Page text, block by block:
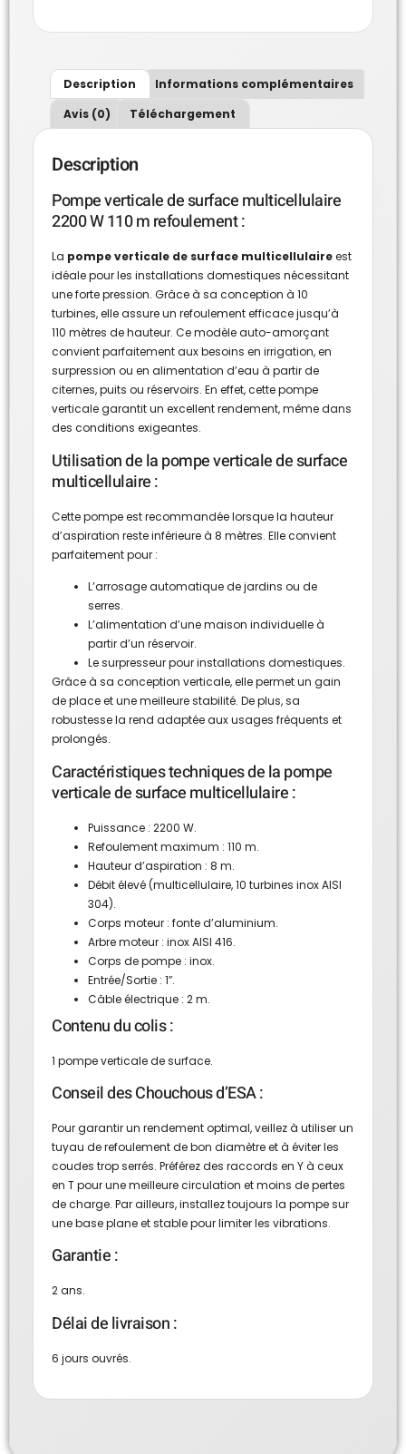
Description
Informations complémentaires
Avis (0)
Téléchargement
Description
Pompe verticale de surface multicellulaire
2200 W 110 m refoulement :
La pompe verticale de surface multicellulaireest
idéale pour les installations domestiques nécessitant
une forte pression. Grâce à sa conception à 10
turbines, elle assure un refoulement efficace jusqu’à
110 mètres de hauteur. Ce modèle auto-amorçant
convient parfaitement aux besoins en irrigation, en
surpression ou en alimentation d’eau à partir de
citernes, puits ou réservoirs. En effet, cette pompe
verticale garantit un excellent rendement, même dans
des conditions exigeantes.
Utilisation de la pompe verticale de surface
multicellulaire :
Cette pompe est recommandée lorsque la hauteur
d’aspiration reste inférieure à 8 mètres. Elle convient
parfaitement pour :
L’arrosage automatique de jardins ou de
serres.
L’alimentation d’une maison individuelle à
partir d’un réservoir.
Le surpresseur pour installations domestiques.
Grâce à sa conception verticale, elle permet un gain
de place et une meilleure stabilité. De plus, sa
robustesse la rend adaptée aux usages fréquents et
prolongés.
Caractéristiques techniques de la pompe
verticale de surface multicellulaire :
Puissance : 2200 W.
Refoulement maximum : 110 m.
Hauteur d’aspiration : 8 m.
Débit élevé (multicellulaire, 10 turbines inox AISI
304).
Corps moteur : fonte d’aluminium.
Arbre moteur : inox AISI 416.
Corps de pompe : inox.
Entrée/Sortie : 1″.
Câble électrique : 2 m.
Contenu du colis :
1 pompe verticale de surface.
Conseil des Chouchous d’ESA :
Pour garantir un rendement optimal, veillez à utiliser un
tuyau de refoulement de bon diamètre et à éviter les
coudes trop serrés. Préférez des raccords en Y à ceux
en T pour une meilleure circulation et moins de pertes
de charge. Par ailleurs, installez toujours la pompe sur
une base plane et stable pour limiter les vibrations.
Garantie :
2 ans.
Délai de livraison :
6 jours ouvrés.